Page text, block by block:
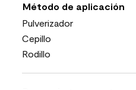
Método de aplicación
Pulverizador
Cepillo
Rodillo